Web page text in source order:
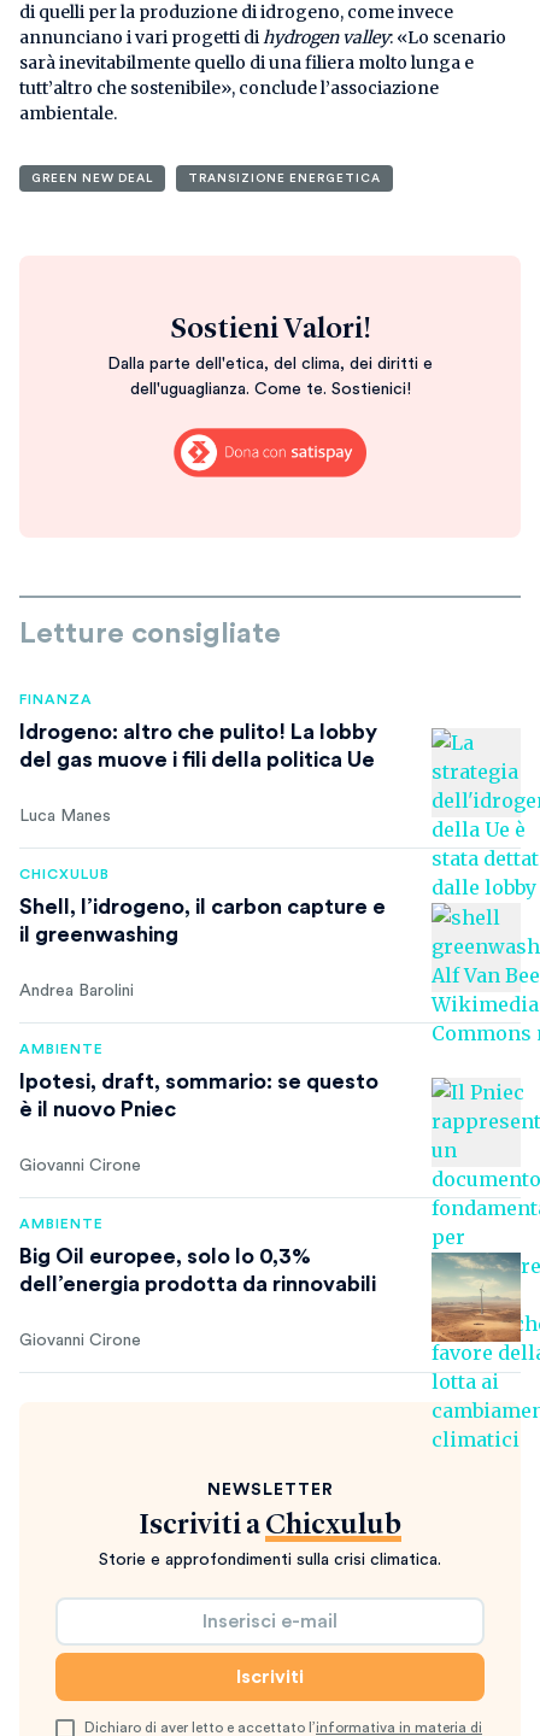
di quelli per la produzione di idrogeno, come invece
annunciano i vari progetti dihydrogen valley: «Lo scenario
sarà inevitabilmente quello di una filiera molto lunga e
tutt’altro che sostenibile», conclude l’associazione
ambientale.
GREEN NEW DEAL TRANSIZIONE ENERGETICA
Sostieni Valori!
Dalla parte dell'etica, del clima, dei diritti e
dell'uguaglianza. Come te. Sostienici!
Letture consigliate
FINANZA
Idrogeno: altro che pulito! La lobby
del gas muove i fili della politica Ue
Luca Manes
CHICXULUB
Shell, l’idrogeno, il carbon capture e
il greenwashing
Andrea Barolini
AMBIENTE
Ipotesi, draft, sommario: se questo
è il nuovo Pniec
Giovanni Cirone
AMBIENTE
Big Oil europee, solo lo 0,3%
dell’energia prodotta da rinnovabili
Giovanni Cirone
NEWSLETTER
Iscriviti a Chicxulub
Storie e approfondimenti sulla crisi climatica.
Dichiaro di aver letto e accettato l’informativa in materia di